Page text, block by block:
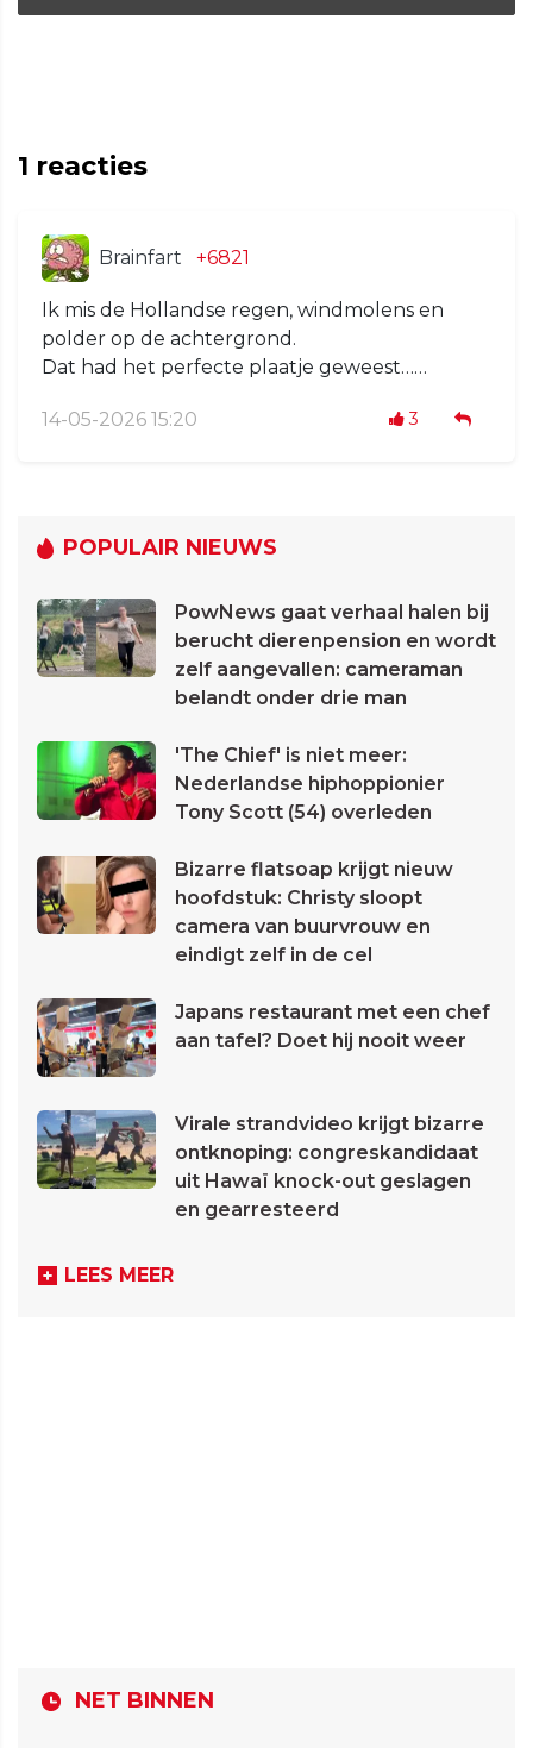
1 reacties
Brainfart +6821
Ik mis de Hollandse regen, windmolens en
polder op de achtergrond.
Dat had het perfecte plaatje geweest……
14-05-2026 15:20 3
POPULAIR NIEUWS
PowNews gaat verhaal halen bij
berucht dierenpension en wordt
zelf aangevallen: cameraman
belandt onder drie man
'The Chief' is niet meer:
Nederlandse hiphoppionier
Tony Scott (54) overleden
Bizarre flatsoap krijgt nieuw
hoofdstuk: Christy sloopt
camera van buurvrouw en
eindigt zelf in de cel
Japans restaurant met een chef
aan tafel? Doet hij nooit weer
Virale strandvideo krijgt bizarre
ontknoping: congreskandidaat
uit Hawaï knock-out geslagen
en gearresteerd
LEES MEER
NET BINNEN